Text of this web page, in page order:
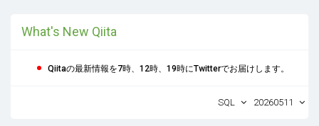
What's New Qiita
Qiitaの最新情報を7時、12時、19時にTwitterでお届けします。
SQL 20260511